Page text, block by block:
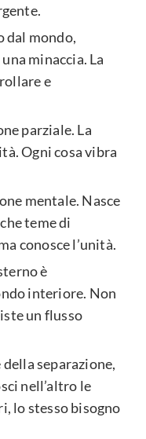
dal mondo,
minaccia. La
e
parziale. La
Ogni cosa vibra
mentale. Nasce
teme di
conosce l’unità.
è
interiore. Non
un flusso
separazione,
nell’altro le
lo stesso bisogno